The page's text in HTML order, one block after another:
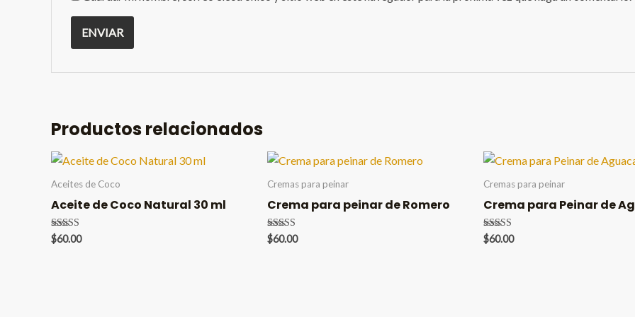
Productos relacionados
Aceites de Coco
Aceite de Coco Natural 30 ml
Valorado en
5.00
$60.00
Cremas para peinar
Crema para peinar de Romero
Valorado en
5.00
$60.00
Cremas para peinar
Crema para Peinar de
Valorado en
5.00
$60.00